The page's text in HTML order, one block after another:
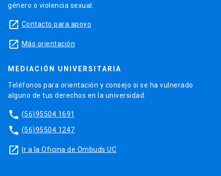
género o violencia sexual.
launch Contacto para apoyo
launch Más orientación
MEDIACIÓN UNIVERSITARIA
Teléfonos para orientación y consejo si se ha vulnerado
alguno de tus derechos en la universidad.
phone (56)95504 1691
phone (56)95504 1247
launch Ir a la Oficina de Ombuds UC